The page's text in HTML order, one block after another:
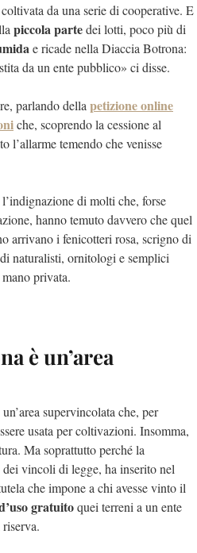
da una serie di cooperative. E
piccola partedei lotti, poco più di
e ricade nella Diaccia Botrona:
da un ente pubblico» ci disse.
parlando della petizione online
che, scoprendo la cessione al
l’allarme temendo che venisse
di molti che, forse
hanno temuto davvero che quel
arrivano i fenicotteri rosa, scrigno di
naturalisti, ornitologi e semplici
privata.
è un’area
supervincolata che, per
usata per coltivazioni. Insomma,
Ma soprattutto perché la
vincoli di legge, ha inserito nel
che impone a chi avesse vinto il
gratuitoquei terreni a un ente